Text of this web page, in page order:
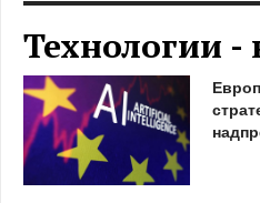
Технологии -